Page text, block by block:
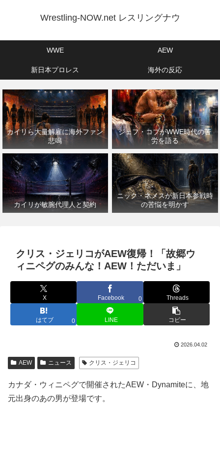
Wrestling-NOW.net レスリングナウ
WWE AEW
新日本プロレス 海外の反応
カイリら大量解雇に海外ファン
悲鳴
ジェフ・コブがWWE時代の苦
労を語る
カイリが敏腕代理人と契約
ニック・ネメスが新日本参戦時
の苦悩を明かす
クリス・ジェリコがAEW復帰！「故郷ウ
ィニペグのみんな！AEW！ただいま」
X Facebook 0 Threads
はてブ 0 LINE コピー
2026.04.02
AEW ニュース クリス・ジェリコ
カナダ・ウィニペグで開催されたAEW・Dynamiteに、地
元出身のあの男が登場です。